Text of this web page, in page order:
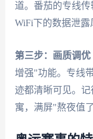
道。番茄的专线
WiFi下的数据泄露
第三步：画质调优
增强"功能。专线
迹都清晰可见。
寓，满屏"熬夜值